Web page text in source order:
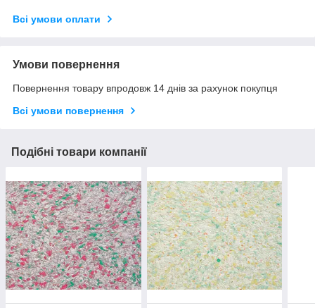
Всі умови оплати
Умови повернення
Повернення товару впродовж 14 днів за рахунок покупця
Всі умови повернення
Подібні товари компанії